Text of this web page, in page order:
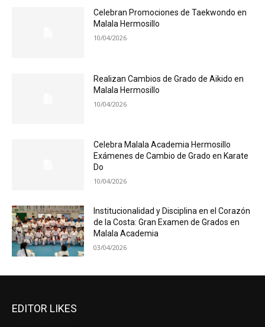
Celebran Promociones de Taekwondo en
Malala Hermosillo
10/04/2026
Realizan Cambios de Grado de Aikido en
Malala Hermosillo
10/04/2026
Celebra Malala Academia Hermosillo
Exámenes de Cambio de Grado en Karate
Do
10/04/2026
Institucionalidad y Disciplina en el Corazón
de la Costa: Gran Examen de Grados en
Malala Academia
03/04/2026
EDITOR LIKES